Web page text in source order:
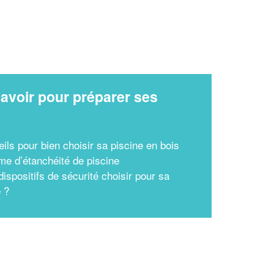
pour préparer ses
pour bien choisir sa piscine en bois
d’étanchéité de piscine
de sécurité choisir pour sa
?